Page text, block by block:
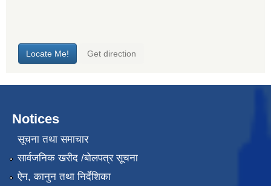
Notices
सूचना तथा समाचार
सार्वजनिक खरीद /बोलपत्र सूचना
ऐन, कानुन तथा निर्देशिका